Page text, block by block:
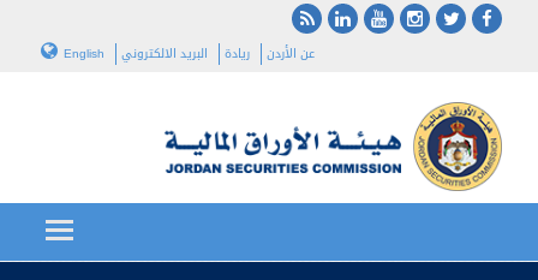
عن الأردن ريادة البريد الالكتروني English